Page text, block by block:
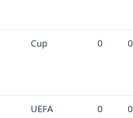
Cup 0 0
UEFA
0 0